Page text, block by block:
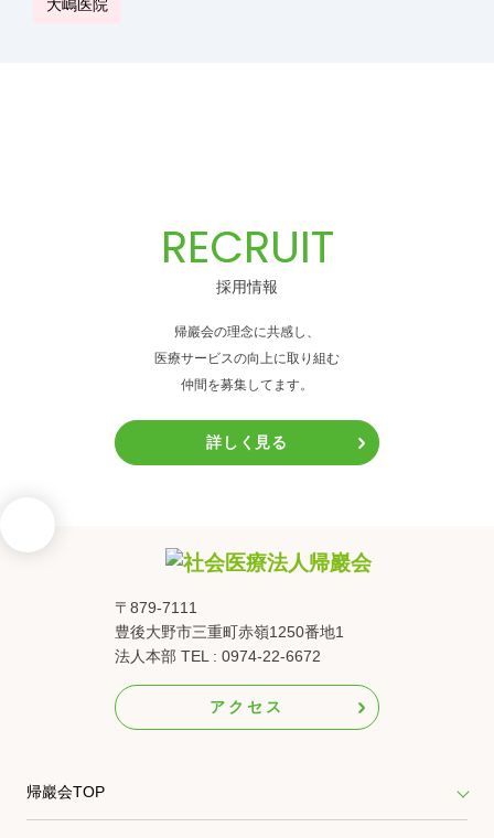
大嶋医院
RECRUIT
採用情報
帰巖会の理念に共感し、
医療サービスの向上に取り組む
仲間を募集してます。
詳しく見る
〒879-7111
豊後大野市三重町赤嶺1250番地1
法人本部 TEL : 0974-22-6672
アクセス
帰巖会TOP